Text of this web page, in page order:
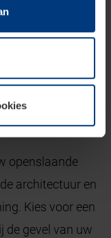
op uw computer
Voor alle andere
Uw
de uitleg van de
voor
houden.
u te helpen de
kiezen:
openslaande
architectuur en
Kies voor een
de gevel van uw